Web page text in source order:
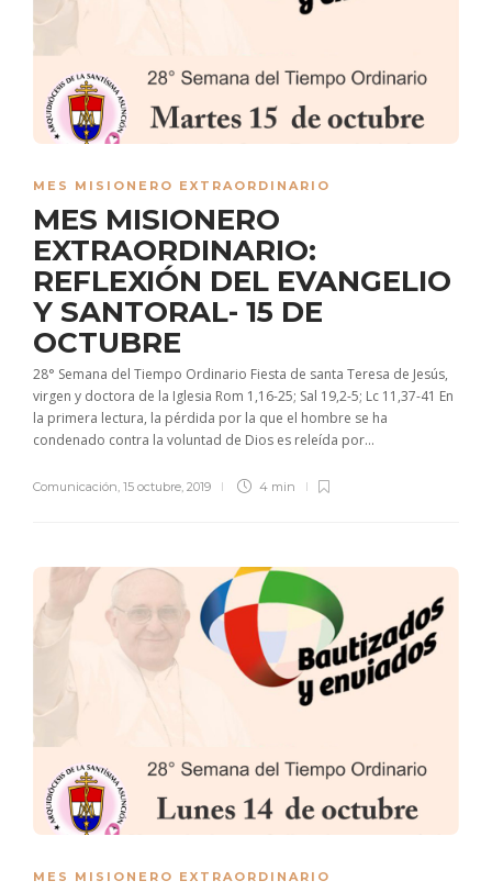
MES MISIONERO EXTRAORDINARIO
MES MISIONERO
EXTRAORDINARIO:
REFLEXIÓN DEL EVANGELIO
Y SANTORAL- 15 DE
OCTUBRE
28° Semana del Tiempo Ordinario Fiesta de santa Teresa de Jesús,
virgen y doctora de la Iglesia Rom 1,16-25; Sal 19,2-5; Lc 11,37-41 En
la primera lectura, la pérdida por la que el hombre se ha
condenado contra la voluntad de Dios es releída por...
Comunicación, 15 octubre, 2019 4 min
MES MISIONERO EXTRAORDINARIO